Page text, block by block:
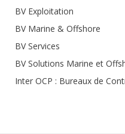
BV Exploitation
BV Marine & Offshore
BV Services
BV Solutions Marine et
Inter OCP : Bureaux de